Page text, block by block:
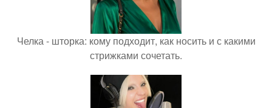
Челка - шторка: кому подходит, как носить и с какими
стрижками сочетать.